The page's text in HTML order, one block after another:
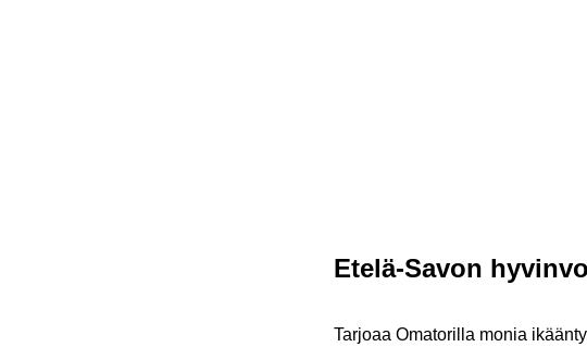
Etelä-​Savon
Tar­jo­aa Oma­to­ril­la monia